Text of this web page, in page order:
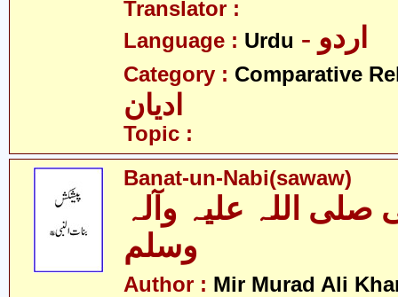
Translator :
Language : Urdu - اردو
Category : Comparative
ادیان
Topic :
Banat-un-Nabi(sawaw)
صلی اللہ علیہ وآلہ
وسلم
Author : Mir Murad Ali